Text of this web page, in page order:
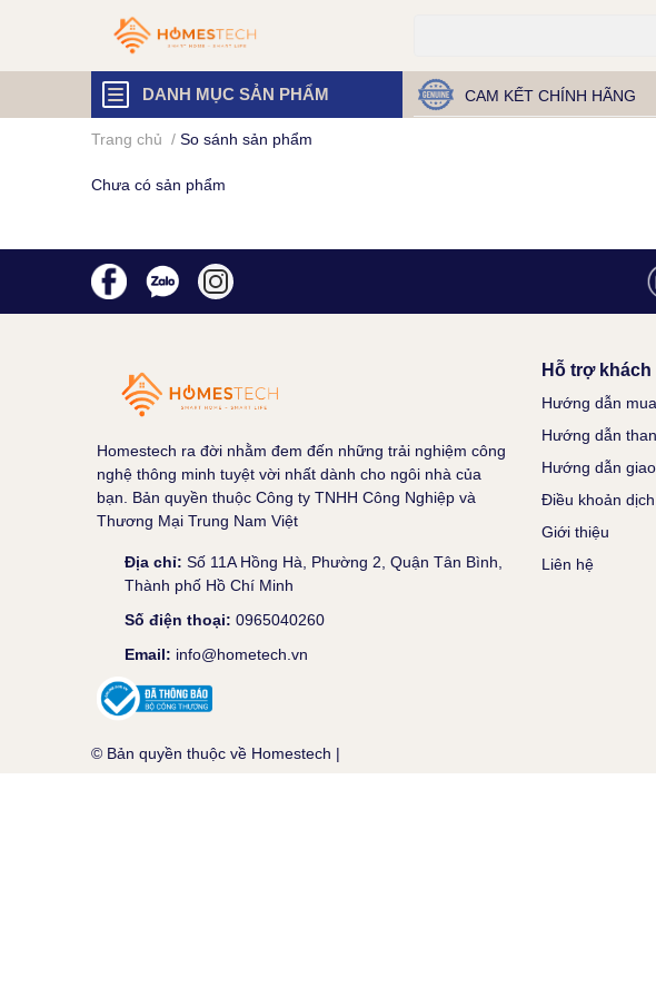
DANH MỤC SẢN PHẨM CAM KẾT CHÍNH HÃNG
Trang chủ / So sánh sản phẩm
Chưa có sản phẩm
Homestech ra đời nhằm đem đến những trải nghiệm công
nghệ thông minh tuyệt vời nhất dành cho ngôi nhà của
bạn. Bản quyền thuộc Công ty TNHH Công Nghiệp và
Thương Mại Trung Nam Việt
Địa chỉ: Số 11A Hồng Hà, Phường 2, Quận Tân Bình,
Thành phố Hồ Chí Minh
Số điện thoại: 0965040260
Email: info@hometech.vn
Hỗ trợ khách
Hướng dẫn
Hướng dẫn
Hướng dẫn
Điều khoản
Giới thiệu
Liên hệ
© Bản quyền thuộc về Homestech |